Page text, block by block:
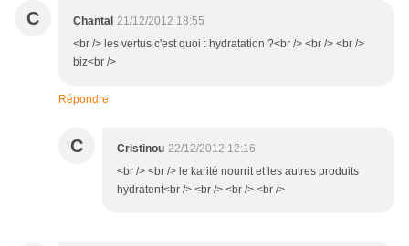
C Chantal 21/12/2012 18:55
<br /> les vertus c'est quoi : hydratation ?<br /> <br /> <br />
biz<br />
Répondre
C Cristinou 22/12/2012 12:16
<br /> <br /> le karité nourrit et les autres produits
hydratent<br /> <br /> <br /> <br />